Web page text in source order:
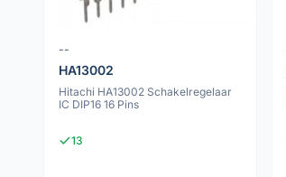
--
HA13002
Hitachi HA13002 Schakelregelaar
IC DIP16 16 Pins
13